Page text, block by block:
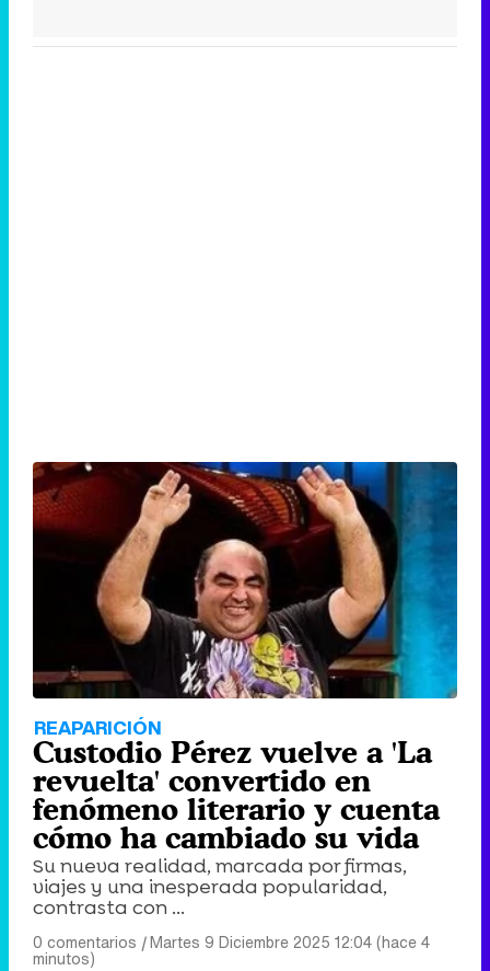
REAPARICIÓN
Custodio Pérez vuelve a 'La
revuelta' convertido en
fenómeno literario y cuenta
cómo ha cambiado su vida
Su nueva realidad, marcada por firmas,
viajes y una inesperada popularidad,
contrasta con ...
0 comentarios |Martes 9 Diciembre 2025 12:04 (hace 4
minutos)